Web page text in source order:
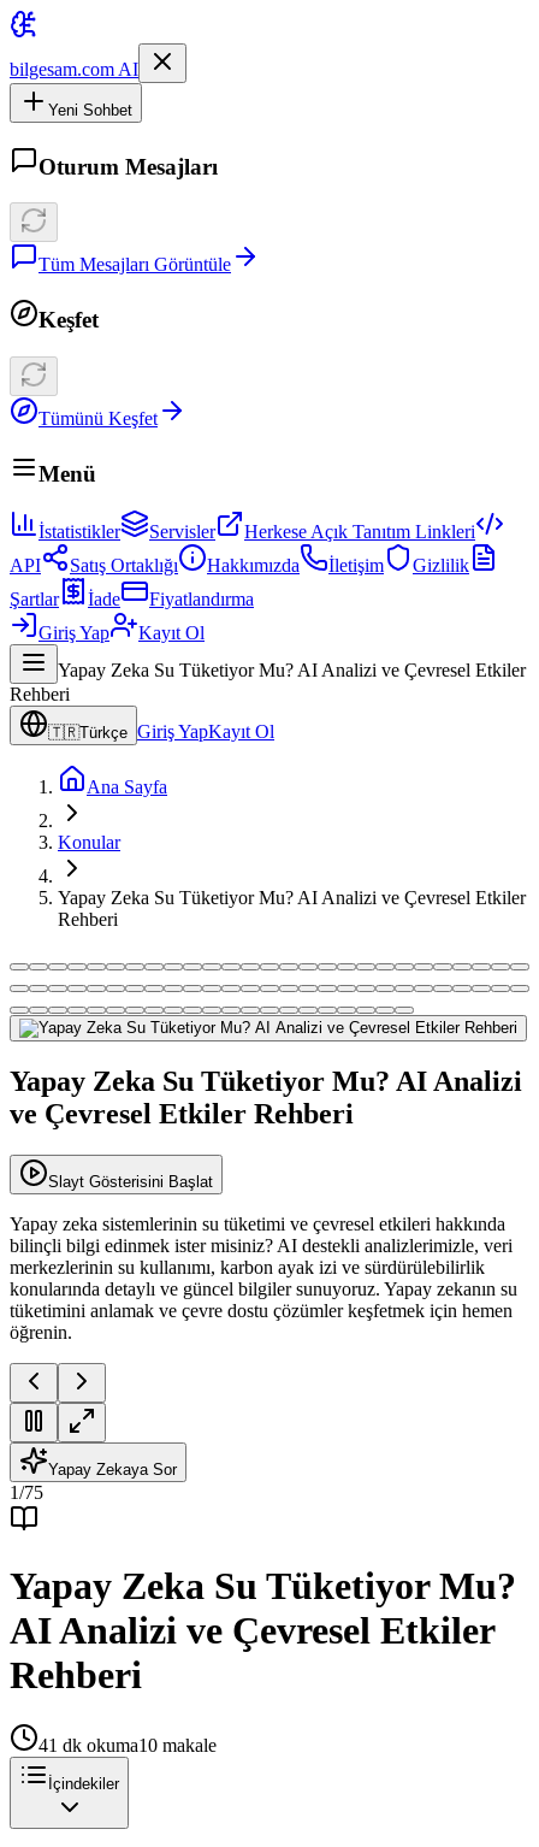
bilgesam.com AI
Yeni Sohbet
Oturum Mesajları
Tüm Mesajları Görüntüle
Keşfet
Tümünü Keşfet
Menü
İstatistikler Servisler
Herkese Açık Tanıtım Linkleri
API
Satış Ortaklığı Hakkımızda İletişim
Gizlilik
Şartlar
İade
Fiyatlandırma
Giriş Yap
Kayıt Ol
Yapay Zeka Su Tüketiyor Mu? AI Analizi ve Çevresel Etkiler
Rehberi
🇹🇷Türkçe Giriş YapKayıt Ol
Ana Sayfa
Konular
Yapay Zeka Su Tüketiyor Mu? AI Analizi ve Çevresel Etkiler
Rehberi
Yapay Zeka Su Tüketiyor Mu? AI Analizi
ve Çevresel Etkiler Rehberi
Slayt Gösterisini Başlat
Yapay zeka sistemlerinin su tüketimi ve çevresel etkileri hakkında
bilinçli bilgi edinmek ister misiniz? AI destekli analizlerimizle, veri
merkezlerinin su kullanımı, karbon ayak izi ve sürdürülebilirlik
konularında detaylı ve güncel bilgiler sunuyoruz. Yapay zekanın su
tüketimini anlamak ve çevre dostu çözümler keşfetmek için hemen
öğrenin.
Yapay Zekaya Sor
1/75
Yapay Zeka Su Tüketiyor Mu?
AI Analizi ve Çevresel Etkiler
Rehberi
41 dk okuma10 makale
İçindekiler